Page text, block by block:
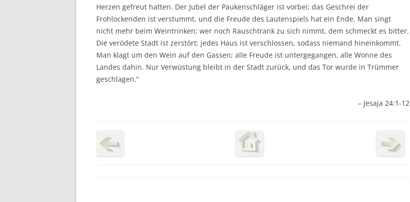
Herzen gefreut hatten. Der Jubel der Paukenschläger ist vorbei; das Geschrei der
Frohlockenden ist verstummt, und die Freude des Lautenspiels hat ein Ende. Man singt
nicht mehr beim Weintrinken; wer noch Rauschtrank zu sich nimmt, dem schmeckt es bitter.
Die verödete Stadt ist zerstört; jedes Haus ist verschlossen, sodass niemand hineinkommt.
Man klagt um den Wein auf den Gassen; alle Freude ist untergegangen, alle Wonne des
Landes dahin. Nur Verwüstung bleibt in der Stadt zurück, und das Tor wurde in Trümmer
geschlagen.“
– Jesaja 24:1-12